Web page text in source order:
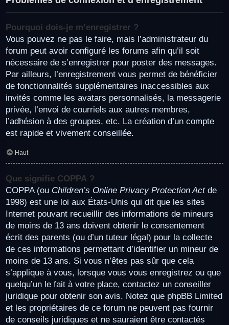
Pourquoi dois-je m’enregistrer ?
Vous pouvez ne pas le faire, mais l’administrateur du
forum peut avoir configuré les forums afin qu’il soit
nécessaire de s’enregistrer pour poster des messages.
Par ailleurs, l’enregistrement vous permet de bénéficier
de fonctionnalités supplémentaires inaccessibles aux
invités comme les avatars personnalisés, la messagerie
privée, l’envoi de courriels aux autres membres,
l’adhésion à des groupes, etc. La création d’un compte
est rapide et vivement conseillée.
Haut
Que signifie COPPA ?
COPPA (ou Children’s Online Privacy Protection Actde
1998) est une loi aux États-Unis qui dit que les sites
Internet pouvant recueillir des informations de mineurs
de moins de 13 ans doivent obtenir le consentement
écrit des parents (ou d’un tuteur légal) pour la collecte
de ces informations permettant d’identifier un mineur de
moins de 13 ans. Si vous n’êtes pas sûr que cela
s’applique à vous, lorsque vous vous enregistrez ou que
quelqu’un le fait à votre place, contactez un conseiller
juridique pour obtenir son avis. Notez que phpBB Limited
et les propriétaires de ce forum ne peuvent pas fournir
de conseils juridiques et ne sauraient être contactés